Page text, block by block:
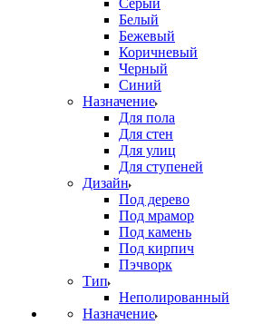
Серый
Белый
Бежевый
Коричневый
Черный
Синий
Назначение
Для пола
Для стен
Для улиц
Для ступеней
Дизайн
Под дерево
Под мрамор
Под камень
Под кирпич
Пэчворк
Тип
Неполированный
Назначение